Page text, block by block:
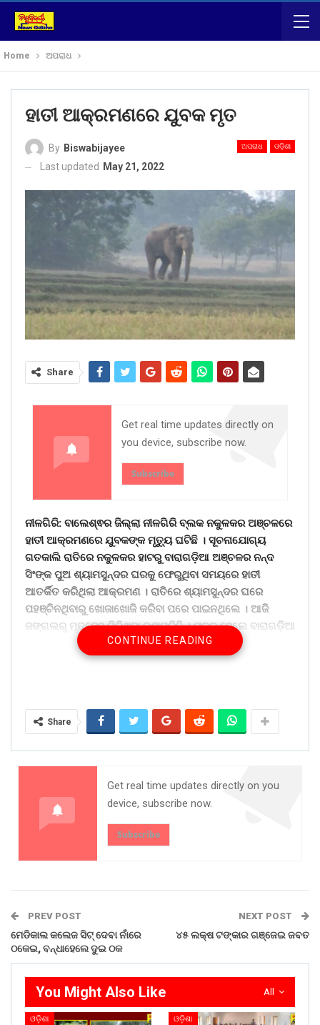
Home ଅପରାଧ
ହାତୀ ଆକ୍ରମଣରେ ଯୁବକ ମୃତ
ଅପରାଧ ଓଡ଼ିଶା
By Biswabijayee
Last updated
May 21, 2022
Share
Get real time updates directly on
you device, subscribe now.
Subscribe
ନୀଳଗିରି: ବାଲେଶ୍ଵର ଜିଲ୍ଲା ନୀଳଗିରି ବ୍ଲକ ନକୁଳକର ଅଞ୍ଚଳରେ
ହାତୀ ଆକ୍ରମଣରେ ଯୁବକଙ୍କ ମୃତ୍ୟୁ ଘଟିଛି । ସୂଚନାଯୋଗ୍ୟ
ଗତକାଲି ରାତିରେ ନକୁଳକର ହାଟରୁ ବାରାଗଡ଼ିଆ ଅଞ୍ଚଳର ନନ୍ଦ
ସିଂଙ୍କ ପୁଅ ଶ୍ୟାମସୁନ୍ଦର ଘରକୁ ଫେରୁଥିବା ସମୟରେ ହାତୀ
ଆତର୍କିତ କରିଥିଲା ଆକ୍ରମଣ । ରାତିରେ ଶ୍ୟାମସୁନ୍ଦର ଘରେ
ପହଞ୍ଚିନଥିବାରୁ ଖୋଜାଖୋଜି କରିବା ପରେ ପାଇନଥିଲେ । ଆଜି
ଜଙ୍ଗଲରୁ ମୃତଦେହ ମିଳିଥିବା ଜଣାପଡିଛି । ମୃତକ ହେଲେ ବାରାଗଡ଼ିଆ
ଅଞ୍ଚଳରେ ଶ୍ୟାମସୁନ୍ଦର ସିଂ । ଘଟଣା ସ୍ଥଳରେ ବନବିଭାଗ ଓ
ପୋଲିସ ପହଁଚି ତଦନ୍ତ ଆରମ୍ଭ କରିଛି ।
WhatsApp
CONTINUE READING
Share
Get real time updates directly on you
device, subscribe now.
Subscribe
PREV POST
ମେଡିକାଲ କଲେଜ ସିଟ୍ ଦେବା ନାଁରେ
ଠକେଇ, ବନ୍ଧାହେଲେ ଦୁଇ ଠକ
NEXT POST
୪୫ ଲକ୍ଷ ଟଙ୍କାର ଗଞ୍ଜେଇ ଜବତ
All
You Might Also Like
ଓଡ଼ିଶା ଓଡ଼ିଶା